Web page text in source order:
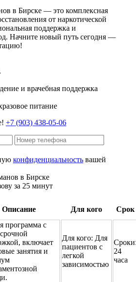
в Бирске — это комплексная
от наркотической
поддержка и
Начните новый путь сегодня —
и врачебная поддержка
питание
+7 (903) 438-05-06
конфиденциальность вашей
за 25 минут
Описание Для кого Срок
программа с
включает
занятия и
Для кого: Для
пациентов с
легкой
зависимостью
24
часа